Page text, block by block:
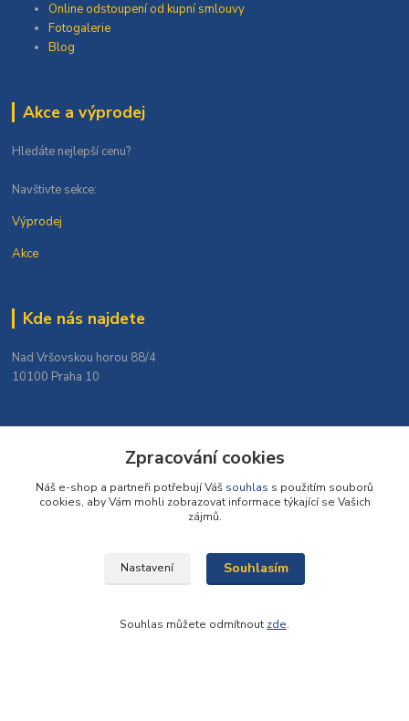
Online odstoupení od kupní smlouvy
Fotogalerie
Blog
Akce a výprodej
Hledáte nejlepší cenu?
Navštivte sekce:
Výprodej
Akce
Kde nás najdete
Nad Vršovskou horou 88/4
10100 Praha 10
Zpracování cookies
Náš e-shop a partneři potřebují Váš souhlas s použitím souborů
cookies, aby Vám mohli zobrazovat informace týkající se Vašich
zájmů.
Nastavení Souhlasím
Souhlas můžete odmítnout zde.